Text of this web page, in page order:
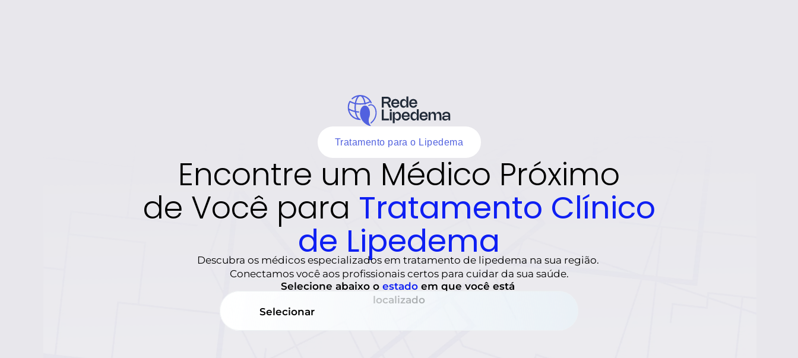
Tratamento para o Lipedema
Encontre um Médico Próximo
de Você para Tratamento Clínico
de Lipedema
Descubra os médicos especializados em tratamento de lipedema na sua região.
Conectamos você aos profissionais certos para cuidar da sua saúde.
Selecione abaixo o estado em que você está
localizado
Selecionar